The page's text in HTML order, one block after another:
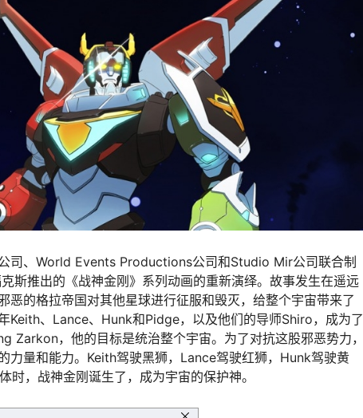
司、World Events Productions公司和Studio Mir公司联合制
斯推出的《战神金刚》系列动画的重新演绎。故事发生在遥远
恶的格拉帝国对其他星球进行征服和毁灭，给整个宇宙带来了
Keith、Lance、Hunk和Pidge，以及他们的导师Shiro，成为了
Zarkon，他的目标是统治整个宇宙。为了对抗这股邪恶势力，
力量和能力。Keith驾驶黑狮，Lance驾驶红狮，Hunk驾驶黄
，战神金刚诞生了，成为宇宙的保护神。